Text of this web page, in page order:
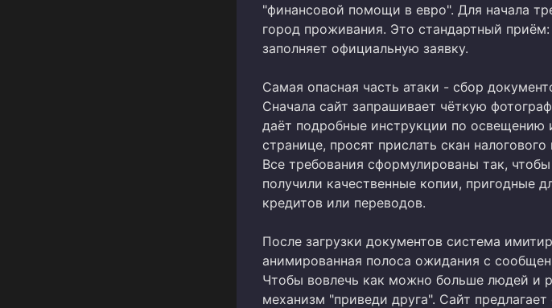
"финансовой помощи в евро". Для начала
город проживания. Это стандартный
заполняет официальную заявку.
Самая опасная часть атаки - сбор
Сначала сайт запрашивает чёткую
даёт подробные инструкции по освещению
странице, просят прислать скан
Все требования сформулированы так,
получили качественные копии, пригодные
кредитов или переводов.
После загрузки документов система
анимированная полоса ожидания с
Чтобы вовлечь как можно больше людей и
механизм "приведи друга". Сайт